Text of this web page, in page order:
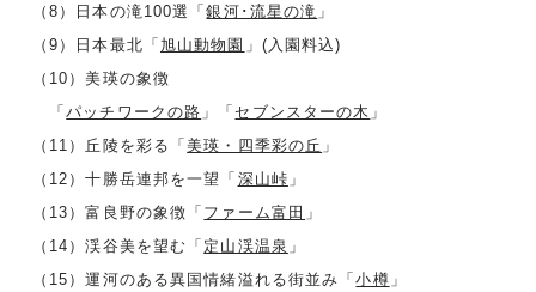
（8）日本の滝100選「銀河･流星の滝 」
（9）日本最北「 旭山動物園 」(入園料込)
（10）美瑛の象徴
「パッチワークの路 」「 セブンスターの木 」
（11）丘陵を彩る「美瑛・四季彩の丘 」
（12）十勝岳連邦を一望「 深山峠 」
（13）富良野の象徴「 ファーム富田 」
（14）渓谷美を望む「 定山渓温泉 」
（15）運河のある異国情緒溢れる街並み「小樽 」